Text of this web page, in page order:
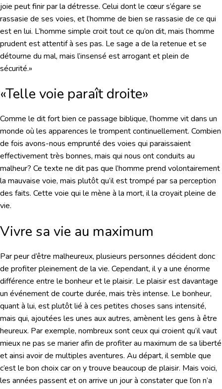
joie peut finir par la détresse. Celui dont le cœur s’égare se
rassasie de ses voies, et l’homme de bien se rassasie de ce qui
est en lui. L’homme simple croit tout ce qu’on dit, mais l’homme
prudent est attentif à ses pas. Le sage a de la retenue et se
détourne du mal, mais l’insensé est arrogant et plein de
sécurité.»
«Telle voie paraît droite»
Comme le dit fort bien ce passage biblique, l’homme vit dans un
monde où les apparences le trompent continuellement. Combien
de fois avons-nous emprunté des voies qui paraissaient
effectivement très bonnes, mais qui nous ont conduits au
malheur? Ce texte ne dit pas que l’homme prend volontairement
la mauvaise voie, mais plutôt qu’il est trompé par sa perception
des faits. Cette voie qui le mène à la mort, il la croyait pleine de
vie.
Vivre sa vie au maximum
Par peur d’être malheureux, plusieurs personnes décident donc
de profiter pleinement de la vie. Cependant, il y a une énorme
différence entre le bonheur et le plaisir. Le plaisir est davantage
un événement de courte durée, mais très intense. Le bonheur,
quant à lui, est plutôt lié à ces petites choses sans intensité,
mais qui, ajoutées les unes aux autres, amènent les gens à être
heureux. Par exemple, nombreux sont ceux qui croient qu’il vaut
mieux ne pas se marier afin de profiter au maximum de sa liberté
et ainsi avoir de multiples aventures. Au départ, il semble que
c’est le bon choix car on y trouve beaucoup de plaisir. Mais voici,
les années passent et on arrive un jour à constater que l’on n’a